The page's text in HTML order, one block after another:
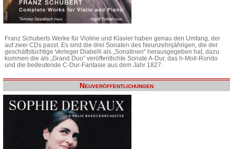
Franz Schuberts Werke für Violine und Klavier haben genau den Umfang, der
auf zwei CDs passt. Es sind die drei Sonaten des Neunzehnjährigen, die der
geschäftstüchtige Verleger Diabelli als „Sonatinen“ herausgegeben hat, dazu
kommen die als „Grand Duo“ veröffentlichte Sonate A-Dur, das h-Moll-Rondo
und die bedeutende C-Dur-Fantasie aus dem Jahr 1827.
Neuveröffentlichungen